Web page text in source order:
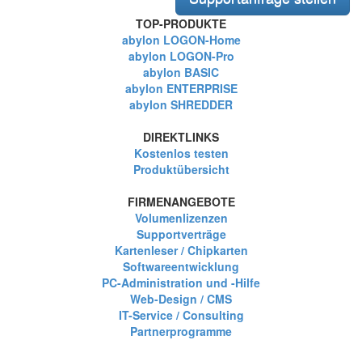
TOP-PRODUKTE
abylon LOGON-Home
abylon LOGON-Pro
abylon BASIC
abylon ENTERPRISE
abylon SHREDDER
DIREKTLINKS
Kostenlos testen
Produktübersicht
FIRMENANGEBOTE
Volumenlizenzen
Supportverträge
Kartenleser / Chipkarten
Softwareentwicklung
PC-Administration und -Hilfe
Web-Design / CMS
IT-Service / Consulting
Partnerprogramme